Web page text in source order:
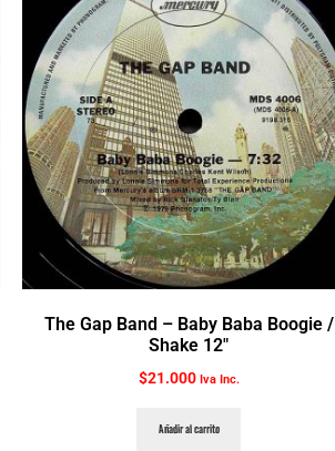
The Gap Band ‎– Baby Baba Boogie /
Shake 12″
$21.000 Iva Inc.
Añadir al carrito